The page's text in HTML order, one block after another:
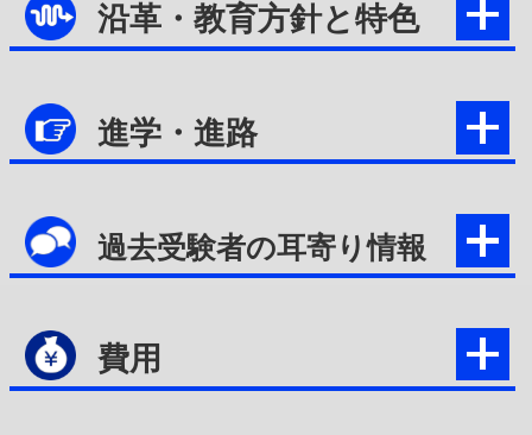
沿革・教育方針と特色
進学・進路
過去受験者の耳寄り情報
費用